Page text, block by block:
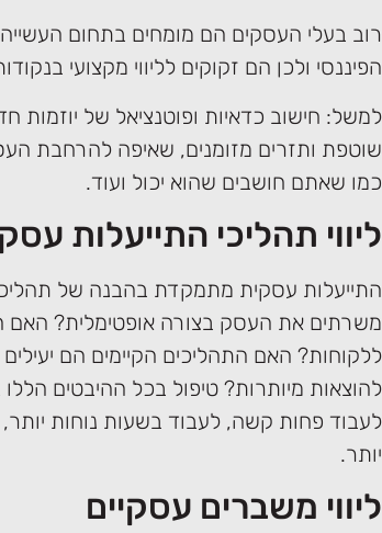
רוב בעלי העסקים הם מומחים בתחום
הפיננסי ולכן הם זקוקים לליווי מקצועי
למשל: חישוב כדאיות ופוטנציאל של יוזמות
שוטפת ותזרים מזומנים, שאיפה להרחבת
כמו שאתם חושבים שהוא יכול ועוד.
ליווי תהליכי התייעלות
התייעלות עסקית מתמקדת בהבנה של
משרתים את העסק בצורה אופטימלית? האם
ללקוחות? האם התהליכים הקיימים הם
להוצאות מיותרות? טיפול בכל ההיבטים
לעבוד פחות קשה, לעבוד בשעות נוחות יותר,
יותר.
ליווי משברים עסקיים